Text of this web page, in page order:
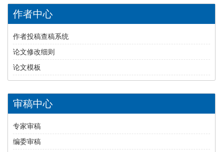
作者中心
作者投稿查稿系统
论文修改细则
论文模板
审稿中心
专家审稿
编委审稿